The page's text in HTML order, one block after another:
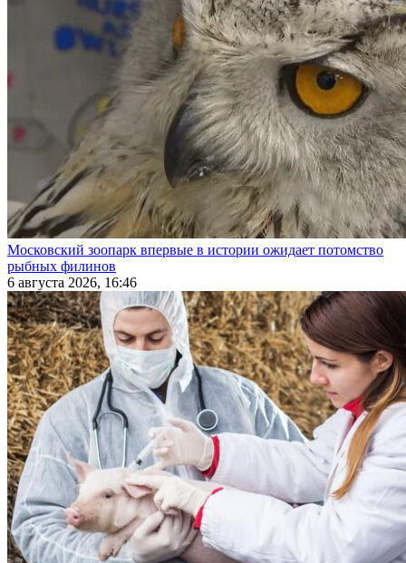
Московский зоопарк впервые в истории ожидает потомство
рыбных филинов
6 августа 2026, 16:46